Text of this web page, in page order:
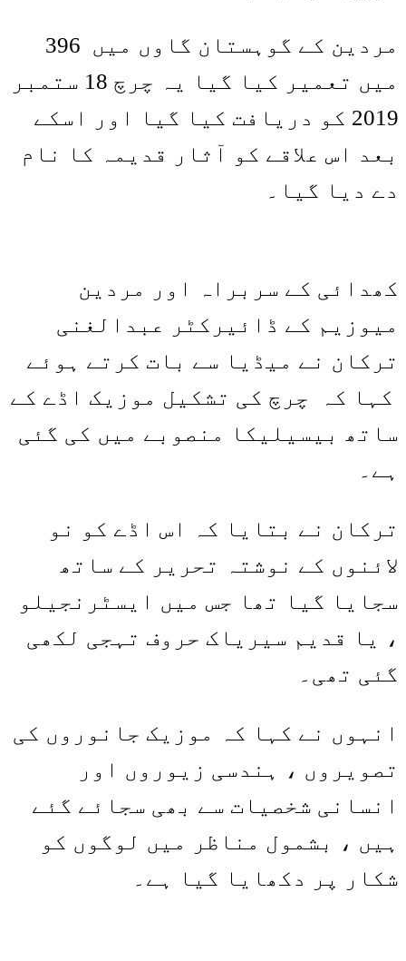
مردین کے گوہستان گاوں میں 396
میں تعمیر کیا گیا یہ چرچ 18 ستمبر
2019 کو دریافت کیا گیا اور اسکے
بعد اس علاقے کو آثار قدیمہ کا نام
دے دیا گیا۔
کھدائی کے سربراہ اور مردین
میوزیم کے ڈائیرکٹر عبدالغنی
ترکان نے میڈیا سے بات کرتے ہوئے
کہا کہ چرچ کی تشکیل موزیک اڈے کے
ساتھ بیسیلیکا منصوبے میں کی گئی
ہے۔
ترکان نے بتایا کہ اس اڈے کو نو
لائنوں کے نوشتہ تحریر کے ساتھ
سجایا گیا تھا جس میں ایسٹرنجیلو
، یا قدیم سیریاک حروف تہجی لکھی
گئی تھی۔
انہوں نے کہا کہ موزیک جانوروں کی
تصویروں ، ہندسی زیوروں اور
انسانی شخصیات سے بھی سجائے گئے
ہیں ، بشمول مناظر میں لوگوں کو
شکار پر دکھایا گیا ہے۔